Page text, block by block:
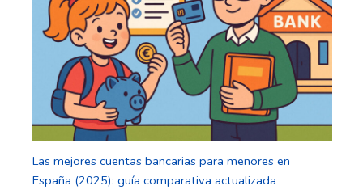
Las mejores cuentas bancarias para menores en
España (2025): guía comparativa actualizada